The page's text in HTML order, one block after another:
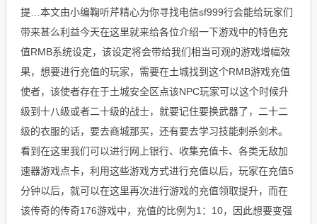
提…本文由小编鞠听芹精心为你寻找电信sf999行会能给玩家们
带来甚么利益今天在这里就来给各位介绍一下游戏中的特色充
值RMB系统设定，该设定将会带给我们相当可观的游戏增幅效
果，想要进行充值的玩家，需要在土城找到这个RMB游戏充值
使者，该使者存在于土城安全区点该NPC玩家可以这个时候升
级到十八级或者二十级的战士，就要记住要换武器了，二十二
级的衣服的话，要去商城那买，还有要去学习技能刺杀剑术。
看到在这里我们可以进行网上银行、收集充值卡、各类无敌加
速器游戏点卡，利用这些游戏方式进行充值以后，玩家在充值5
分钟以后，就可以在这里再次进行游戏的充值领取提升，而在
该传奇的传奇176游戏中，充值的比例为1：10，因此想要变强